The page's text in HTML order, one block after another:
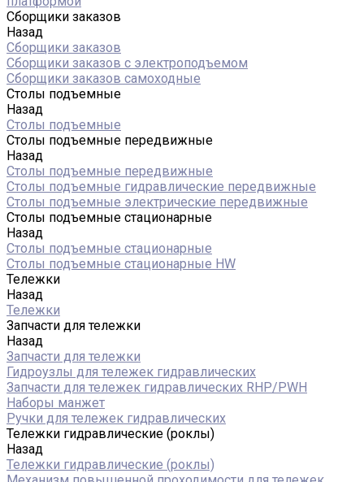
Сборщики заказов
Назад
Сборщики заказов
Сборщики заказов с электроподъемом
Сборщики заказов самоходные
Столы подъемные
Назад
Столы подъемные
Столы подъемные передвижные
Назад
Столы подъемные передвижные
Столы подъемные гидравлические передвижные
Столы подъемные электрические передвижные
Столы подъемные стационарные
Назад
Столы подъемные стационарные
Столы подъемные стационарные HW
Тележки
Назад
Тележки
Запчасти для тележки
Назад
Запчасти для тележки
Гидроузлы для тележек гидравлических
Запчасти для тележек гидравлических RHP/PWH
Наборы манжет
Ручки для тележек гидравлических
Тележки гидравлические (роклы)
Назад
Тележки гидравлические (роклы)